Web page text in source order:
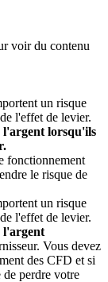
voir du contenu
un risque
l'effet de levier.
l'argent lorsqu'ils
fonctionnement
le risque de
un risque
l'effet de levier.
l'argent
Vous devez
des CFD et si
de perdre votre